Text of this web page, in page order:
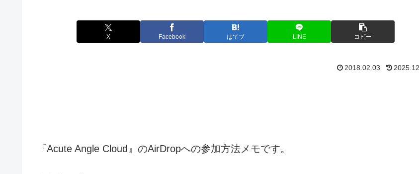
X Facebook はてブ LINE コピー
2018.02.03
『Acute Angle Cloud』のAirDropへの参加方法メモです。